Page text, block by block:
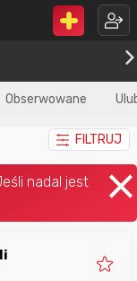
Obserwowane
FILTRUJ